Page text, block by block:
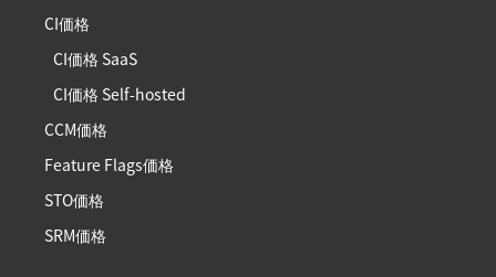
CI価格
CI価格 SaaS
CI価格 Self-hosted
CCM価格
Feature Flags価格
STO価格
SRM価格